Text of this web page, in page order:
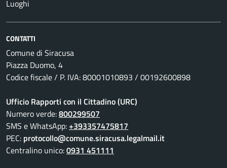
Luoghi
CONTATTI
Comune di Siracusa
Piazza Duomo, 4
Codice fiscale / P. IVA: 80001010893 / 00192600898
Ufficio Rapporti con il Cittadino (URC)
Numero verde:800299507
SMS e WhatsApp:+393357475817
PEC: protocollo@comune.siracusa.legalmail.it
Centralino unico:0931 451111